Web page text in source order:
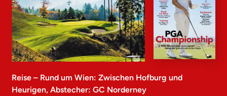
Reise – Rund um Wien: Zwischen Hofburg und
Heurigen, Abstecher: GC Norderney